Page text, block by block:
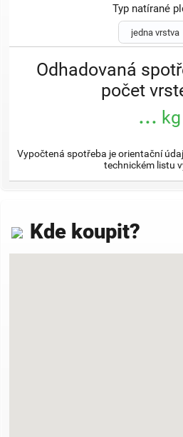
Typ natírané
Odhadovaná
počet
... kg
Vypočtená spotřeba je orientační
technickém listu
Kde koupit?